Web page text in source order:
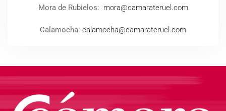
Mora de Rubielos: mora@camarateruel.com
Calamocha: calamocha@camarateruel.com